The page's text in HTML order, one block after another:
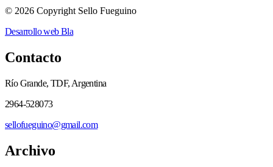
© 2026 Copyright Sello Fueguino
Desarrollo web Bla
Contacto
Río Grande, TDF, Argentina
2964-528073
sellofueguino@gmail.com
Archivo